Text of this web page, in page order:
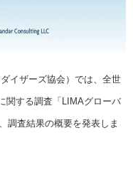
イザーズ協会）では、全世
関する調査「LIMAグローバ
調査結果の概要を発表しま